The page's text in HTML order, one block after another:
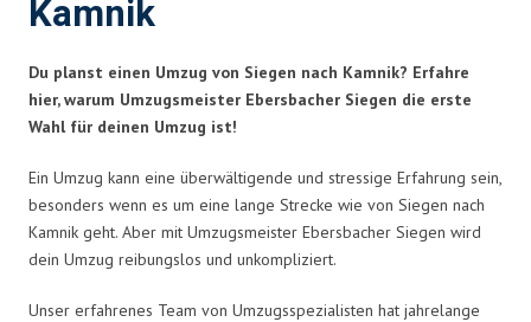
Kamnik
Du planst einen Umzug von Siegen nach Kamnik? Erfahre
hier, warum Umzugsmeister Ebersbacher Siegen die erste
Wahl für deinen Umzug ist!
Ein Umzug kann eine überwältigende und stressige Erfahrung sein,
besonders wenn es um eine lange Strecke wie von Siegen nach
Kamnik geht. Aber mit Umzugsmeister Ebersbacher Siegen wird
dein Umzug reibungslos und unkompliziert.
Unser erfahrenes Team von Umzugsspezialisten hat jahrelange